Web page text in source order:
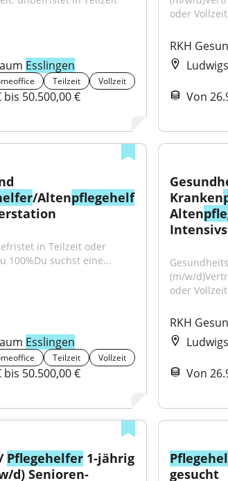
Esslingen
Teilzeit Vollzeit
bis 50.500,00 €
oder
RKH
Von
/Altenpflegehelf
in Teilzeit oder
100%Du suchst eine...
Esslingen
Teilzeit Vollzeit
bis 50.500,00 €
Kranken
Alten
(m/w/
oder
RKH
Von
Pflegehelfer 1-jährig
d) Senioren-
gesucht